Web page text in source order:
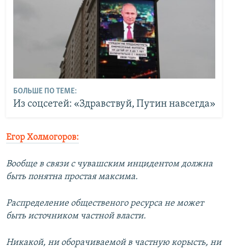
БОЛЬШЕ ПО ТЕМЕ:
Из соцсетей: «Здравствуй, Путин навсегда»
Егор Холмогоров:
Вообще в связи с чувашским инцидентом должна
быть понятна простая максима.
Распределение общественого ресурса не может
быть источником частной власти.
Никакой, ни оборачиваемой в частную корысть, ни